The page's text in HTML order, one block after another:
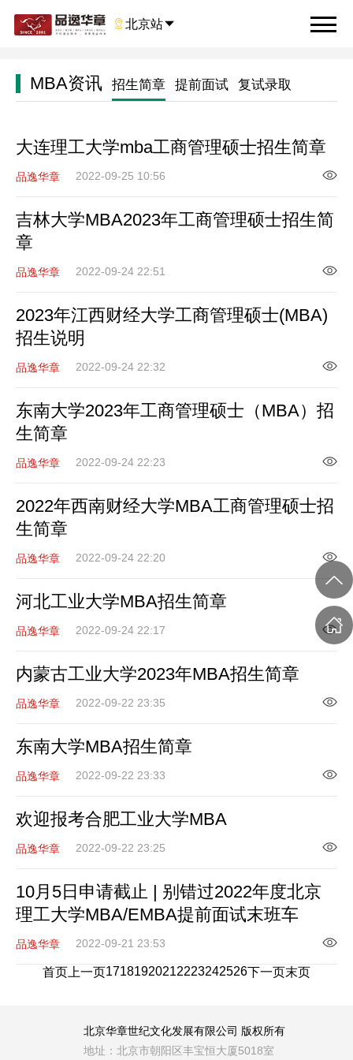
 北京站
MBA资讯 招生简章 提前面试 复试录取
大连理工大学mba工商管理硕士招生简章
品逸华章 2022-09-25 10:56
吉林大学MBA2023年工商管理硕士招生简
章
品逸华章 2022-09-24 22:51
2023年江西财经大学工商管理硕士(MBA)
招生说明
品逸华章 2022-09-24 22:32
东南大学2023年工商管理硕士（MBA）招
生简章
品逸华章 2022-09-24 22:23
2022年西南财经大学MBA工商管理硕士招
生简章
品逸华章 2022-09-24 22:20
河北工业大学MBA招生简章
品逸华章 2022-09-24 22:17
内蒙古工业大学2023年MBA招生简章
品逸华章 2022-09-22 23:35
东南大学MBA招生简章
品逸华章 2022-09-22 23:33
欢迎报考合肥工业大学MBA
品逸华章 2022-09-22 23:25
10月5日申请截止 | 别错过2022年度北京
理工大学MBA/EMBA提前面试末班车
品逸华章 2022-09-21 23:53
首页 上一页17181920212223242526下一页末页
北京华章世纪文化发展有限公司 版权所有
地址：北京市朝阳区丰宝恒大厦5018室